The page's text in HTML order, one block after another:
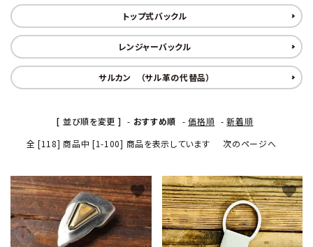
トップ式バックル
レンジャーバックル
サルカン （サル革の代替品）
[ 並び順を変更 ] - おすすめ順 -価格順 -新着順
全 [118] 商品中 [1-100] 商品を表示しています
次のページへ
favorite favorite